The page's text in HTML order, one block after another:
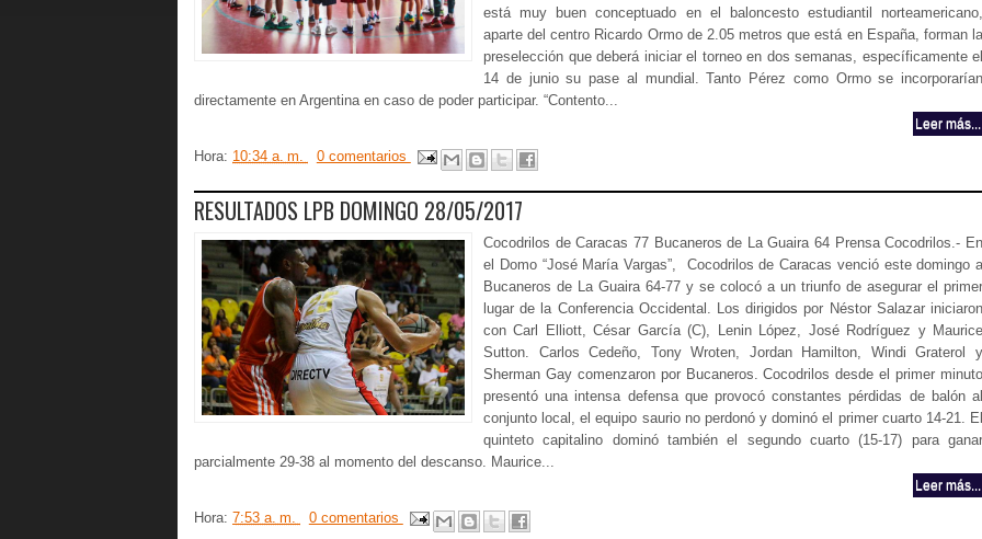
está muy buen conceptuado en el baloncesto estudiantil norteamericano,
aparte del centro Ricardo Ormo de 2.05 metros que está en España, forman la
preselección que deberá iniciar el torneo en dos semanas, específicamente el
14 de junio su pase al mundial. Tanto Pérez como Ormo se incorporarían
directamente en Argentina en caso de poder participar. “Contento...
Leer más...
Hora: 10:34 a. m. 0 comentarios
RESULTADOS LPB DOMINGO 28/05/2017
Cocodrilos de Caracas 77 Bucaneros de La Guaira 64 Prensa Cocodrilos.- En
el Domo “José María Vargas”, Cocodrilos de Caracas venció este domingo a
Bucaneros de La Guaira 64-77 y se colocó a un triunfo de asegurar el primer
lugar de la Conferencia Occidental. Los dirigidos por Néstor Salazar iniciaron
con Carl Elliott, César García (C), Lenin López, José Rodríguez y Maurice
Sutton. Carlos Cedeño, Tony Wroten, Jordan Hamilton, Windi Graterol y
Sherman Gay comenzaron por Bucaneros. Cocodrilos desde el primer minuto
presentó una intensa defensa que provocó constantes pérdidas de balón al
conjunto local, el equipo saurio no perdonó y dominó el primer cuarto 14-21. El
quinteto capitalino dominó también el segundo cuarto (15-17) para ganar
parcialmente 29-38 al momento del descanso. Maurice...
Leer más...
Hora: 7:53 a. m. 0 comentarios